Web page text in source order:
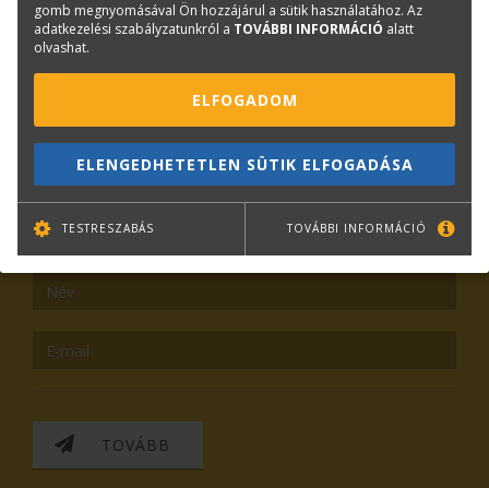
Vezetőség
KAPCSOLAT ONLINE SHOP RENDEZVÉNYEK
Hírlevél feliratkozás
TOVÁBB
gomb megnyomásával Ön hozzájárul a sütik használatához. Az
adatkezelési szabályzatunkról a TOVÁBBI INFORMÁCIÓ alatt
olvashat.
ELFOGADOM
ELENGEDHETETLEN SÜTIK ELFOGADÁSA
TESTRESZABÁS TOVÁBBI INFORMÁCIÓ